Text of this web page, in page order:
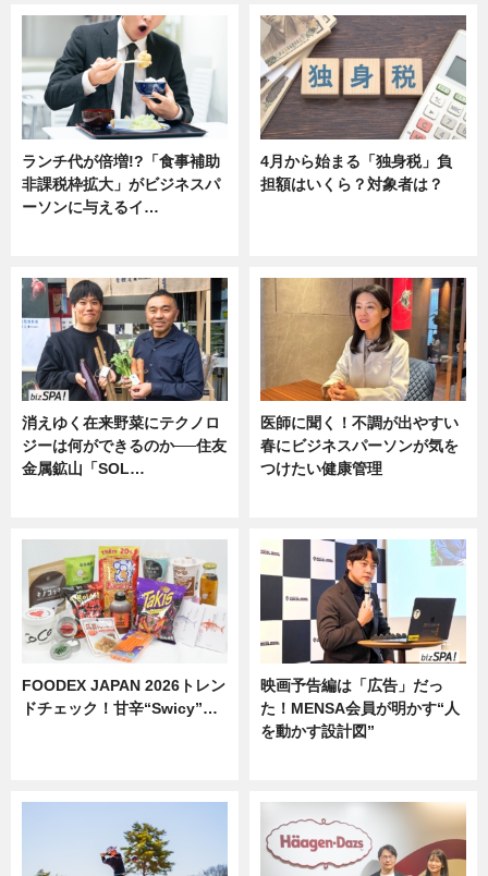
ランチ代が倍増!?「食事補助
非課税枠拡大」がビジネスパ
ーソンに与えるイ…
4月から始まる「独身税」負
担額はいくら？対象者は？
消えゆく在来野菜にテクノロ
ジーは何ができるのか──住友
金属鉱山「SOL…
医師に聞く！不調が出やすい
春にビジネスパーソンが気を
つけたい健康管理
FOODEX JAPAN 2026トレン
ドチェック！甘辛“Swicy”…
映画予告編は「広告」だっ
た！MENSA会員が明かす“人
を動かす設計図”